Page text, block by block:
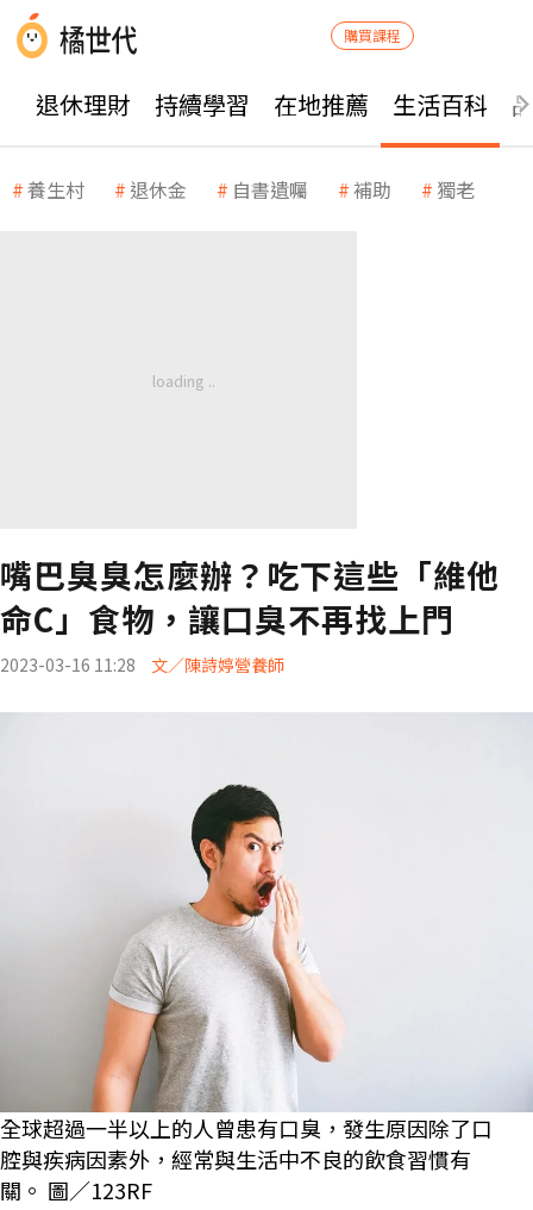
購買課程
退休理財 持續學習 在地推薦 生活百科
養生村 退休金 自書遺囑 補助 獨老
嘴巴臭臭怎麼辦？吃下這些「維他
命C」食物，讓口臭不再找上門
2023-03-16 11:28 文／陳詩婷營養師
全球超過一半以上的人曾患有口臭，發生原因除了口
腔與疾病因素外，經常與生活中不良的飲食習慣有
關。 圖／123RF